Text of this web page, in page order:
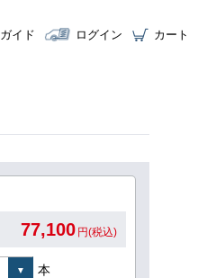
ガイド ログイン カート
77,100 円(税込)
本